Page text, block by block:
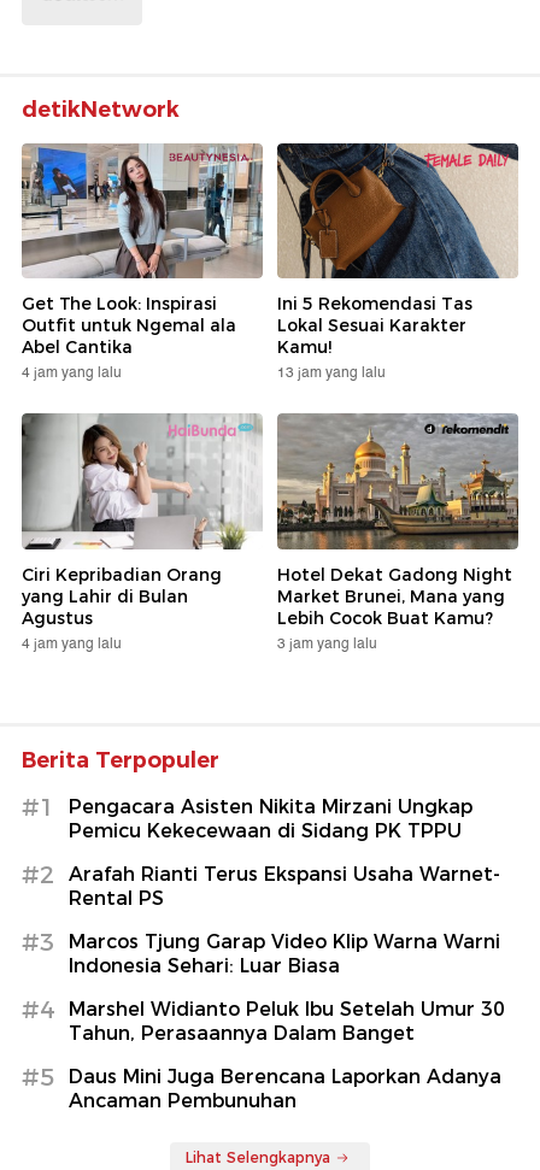
detikNetwork
Get The Look: Inspirasi
Outfit untuk Ngemal ala
Abel Cantika
4 jam yang lalu
Ini 5 Rekomendasi Tas
Lokal Sesuai Karakter
Kamu!
13 jam yang lalu
Ciri Kepribadian Orang
yang Lahir di Bulan
Agustus
4 jam yang lalu
Hotel Dekat Gadong Night
Market Brunei, Mana yang
Lebih Cocok Buat Kamu?
3 jam yang lalu
Berita Terpopuler
#1
Pengacara Asisten Nikita Mirzani Ungkap
Pemicu Kekecewaan di Sidang PK TPPU
#2
Arafah Rianti Terus Ekspansi Usaha Warnet-
Rental PS
#3
Marcos Tjung Garap Video Klip Warna Warni
Indonesia Sehari: Luar Biasa
#4
Marshel Widianto Peluk Ibu Setelah Umur 30
Tahun, Perasaannya Dalam Banget
#5
Daus Mini Juga Berencana Laporkan Adanya
Ancaman Pembunuhan
Lihat Selengkapnya